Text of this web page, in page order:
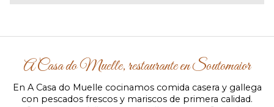
A Casa do Muelle, restaurante en Soutomaior
En A Casa do Muelle cocinamos comida casera y gallega
con pescados frescos y mariscos de primera calidad.